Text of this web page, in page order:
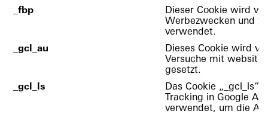
_fbp
Dieser Cookie wird
Werbezwecken und
verwendet.
_gcl_au
Dieses Cookie wird
Versuche mit
gesetzt.
_gcl_ls
Das Cookie „_gcl_ls“
Tracking in Google
verwendet, um die